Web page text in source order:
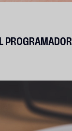
PROGRAMADOR